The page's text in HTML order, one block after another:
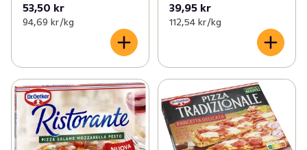
53,50 kr
94,69 kr /kg
39,95 kr
112,54 kr /kg